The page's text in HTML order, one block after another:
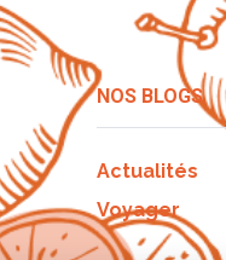
NOS BLOGS
Actualités
Voyager